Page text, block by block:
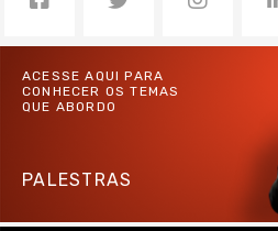
ACESSE AQUI PARA
CONHECER OS TEMAS
QUE ABORDO
PALESTRAS